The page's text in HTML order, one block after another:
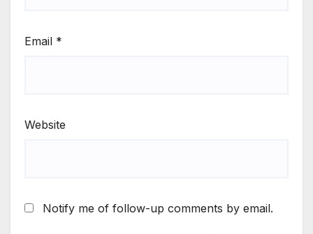
Email *
Website
Notify me of follow-up comments by email.